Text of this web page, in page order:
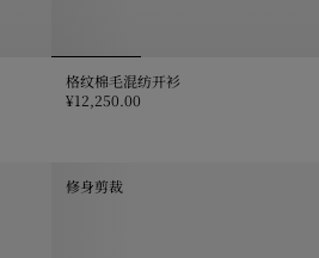
格纹棉毛混纺开衫
¥12,250.00
修身剪裁